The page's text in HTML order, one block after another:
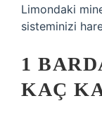
Limondaki
sisteminizi
1
KAÇ